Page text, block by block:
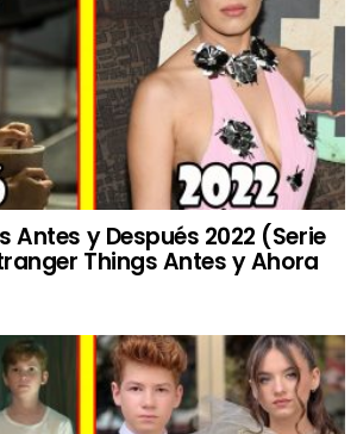
Antes y Después 2022 (Serie
Things Antes y Ahora